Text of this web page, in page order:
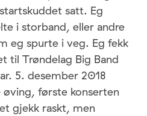
satt. Eg
i storband, eller andre
eg spurte i veg. Eg fekk
til Trøndelag Big Band
5. desember 2018
første konserten
gjekk raskt, men